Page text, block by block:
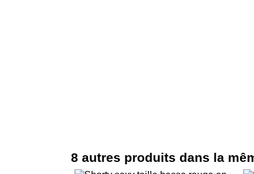
8 autres produits dans la